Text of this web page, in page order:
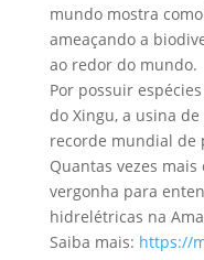
mundo mostra
ameaçando a
ao redor do mundo.
Por possuir
do Xingu, a usina
recorde mundial de
Quantas vezes
vergonha para
hidrelétricas na
Saiba mais: https://